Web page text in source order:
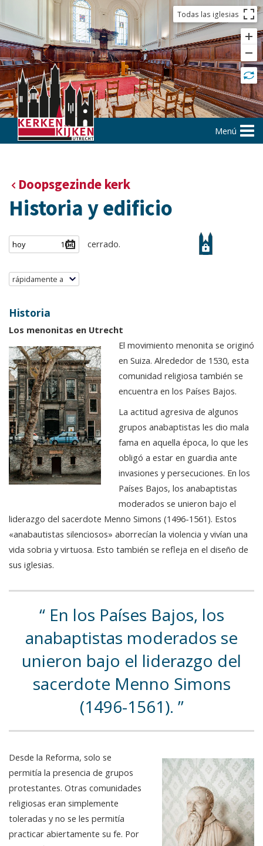
Todas las iglesias
Menú
Doopsgezinde kerk
Historia y edificio
cerrado.
rápidamente a
Historia
Los menonitas en Utrecht
El movimiento menonita se originó
en Suiza. Alrededor de 1530, esta
comunidad religiosa también se
encuentra en los Países Bajos.
La actitud agresiva de algunos
grupos anabaptistas les dio mala
fama en aquella época, lo que les
obligó a estar en guardia ante
invasiones y persecuciones. En los
Países Bajos, los anabaptistas
moderados se unieron bajo el
liderazgo del sacerdote Menno Simons (1496-1561). Estos
«anabautistas silenciosos» aborrecían la violencia y vivían una
vida sobria y virtuosa. Esto también se refleja en el diseño de
sus iglesias.
En los Países Bajos, los
anabaptistas moderados se
unieron bajo el liderazgo del
sacerdote Menno Simons
(1496-1561).
Desde la Reforma, solo se
permitía la presencia de grupos
protestantes. Otras comunidades
religiosas eran simplemente
toleradas y no se les permitía
practicar abiertamente su fe. Por